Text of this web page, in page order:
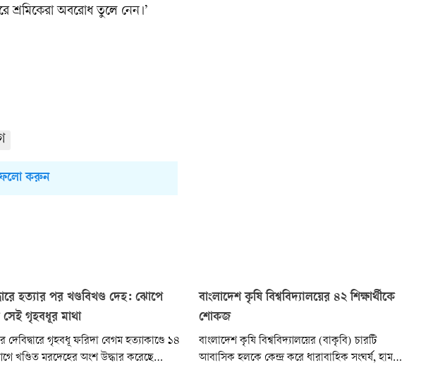
শ্রমিকেরা অবরোধ তুলে নেন।’
ফলো করুন
হত্যার পর খণ্ডবিখণ্ড দেহ: ঝোপে
গৃহবধূর মাথা
দেবিদ্বারে গৃহবধূ ফরিদা বেগম হত্যাকাণ্ডে ১৪
খণ্ডিত মরদেহের অংশ উদ্ধার করেছে
বাংলাদেশ কৃষি বিশ্ববিদ্যালয়ের ৪২ শিক্ষার্থীকে
শোকজ
বাংলাদেশ কৃষি বিশ্ববিদ্যালয়ের (বাকৃবি) চারটি
আবাসিক হলকে কেন্দ্র করে ধারাবাহিক সংঘর্ষ, হামলা,